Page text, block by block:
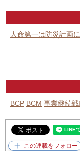
人命第一は防災計画
BCP BCM 事業継続戦